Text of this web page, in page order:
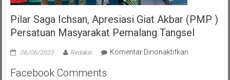
Pilar Saga Ichsan, Apresiasi Giat Akbar (PMP )
Persatuan Masyarakat Pemalang Tangsel
06/06/2023 Redaksi Komentar Dinonaktifkanpada
Facebook Comments